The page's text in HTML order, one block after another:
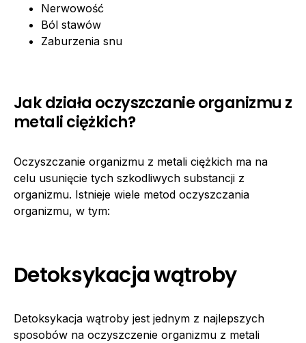
Nerwowość
Ból stawów
Zaburzenia snu
Jak działa oczyszczanie organizmu z
metali ciężkich?
Oczyszczanie organizmu z metali ciężkich ma na
celu usunięcie tych szkodliwych substancji z
organizmu. Istnieje wiele metod oczyszczania
organizmu, w tym:
Detoksykacja wątroby
Detoksykacja wątroby jest jednym z najlepszych
sposobów na oczyszczenie organizmu z metali